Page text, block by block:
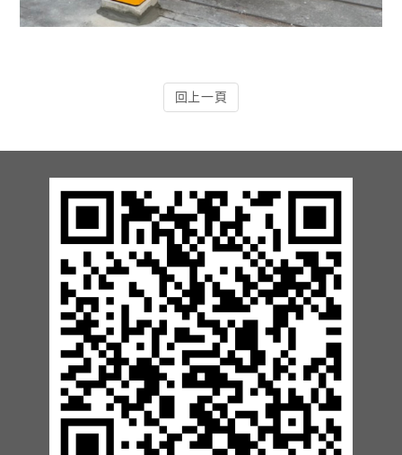
13.周邊配備-防撞條實績
15.周邊配備-安全警示實績
17.周邊配備-方向指示實績
18.周邊配備-車位架實績
20.智能汽機車充電樁設備實績
21.車道資訊看板實績
回上一頁